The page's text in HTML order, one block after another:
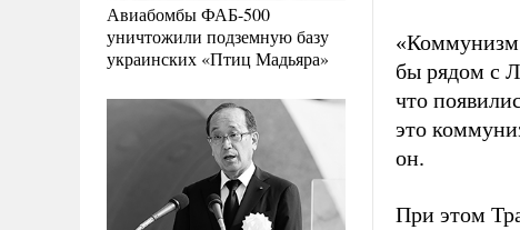
Авиабомбы ФАБ-500
уничтожили подземную базу
украинских «Птиц Мадьяра»
«Коммунизм
бы рядом с
что
это
он.
При этом